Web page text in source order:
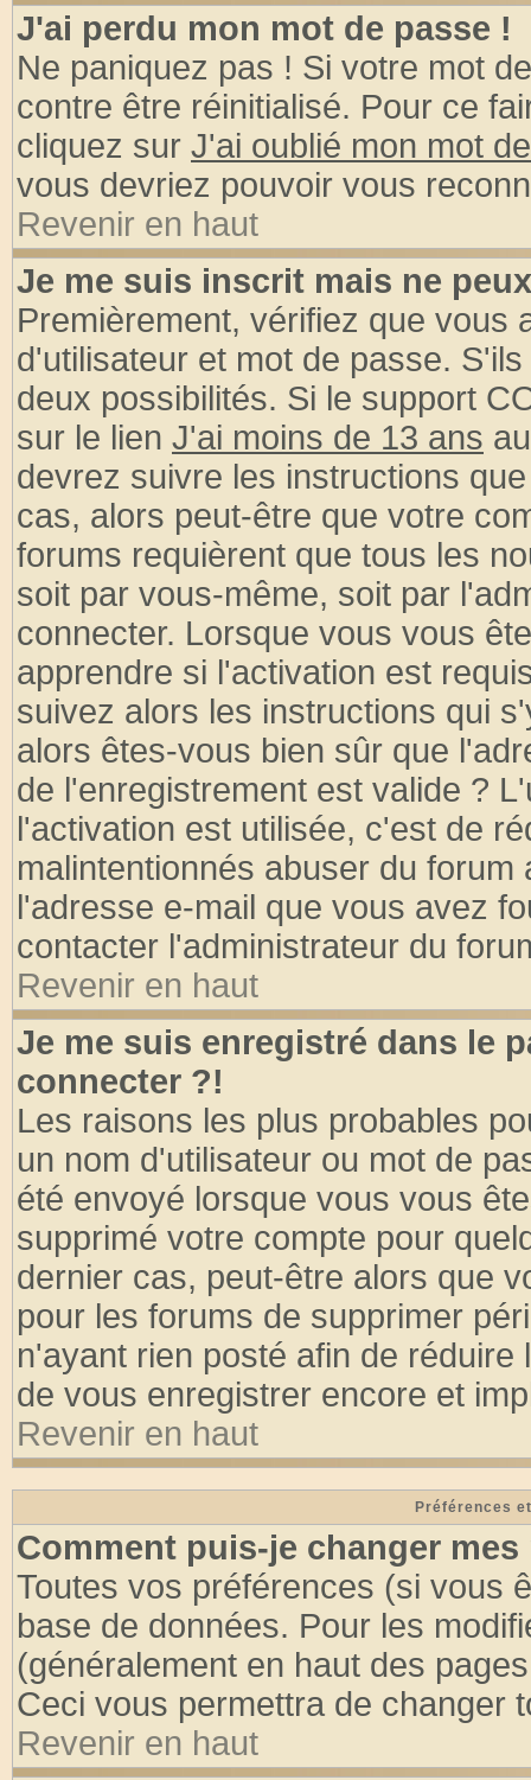
J'ai perdu mon mot de passe !
Ne paniquez pas ! Si votre mot
contre être réinitialisé. Pour ce
cliquez sur J'ai oublié mon mot
vous devriez pouvoir vous
Revenir en haut
Je me suis inscrit mais ne
Premièrement, vérifiez que vous
d'utilisateur et mot de passe.
deux possibilités. Si le support
sur le lien J'ai moins de 13 ans
devrez suivre les instructions
cas, alors peut-être que votre
forums requièrent que tous les
soit par vous-même, soit par
connecter. Lorsque vous vous
apprendre si l'activation est
suivez alors les instructions qui
alors êtes-vous bien sûr que
de l'enregistrement est valide ?
l'activation est utilisée, c'est de
malintentionnés abuser du
l'adresse e-mail que vous avez
contacter l'administrateur du
Revenir en haut
Je me suis enregistré dans le
connecter ?!
Les raisons les plus probables
un nom d'utilisateur ou mot de
été envoyé lorsque vous vous
supprimé votre compte pour
dernier cas, peut-être alors que
pour les forums de supprimer
n'ayant rien posté afin de
de vous enregistrer encore et
Revenir en haut
Préférences
Comment puis-je changer mes
Toutes vos préférences (si vous
base de données. Pour les
(généralement en haut des
Ceci vous permettra de changer
Revenir en haut